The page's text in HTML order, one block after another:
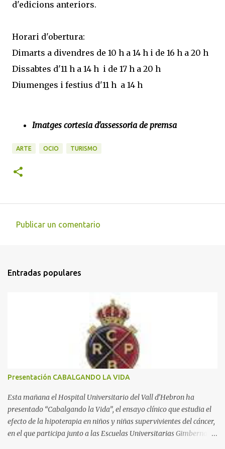
d'edicions anteriors.
Horari d'obertura:
Dimarts a divendres de 10 h a 14 h i de 16 h a 20 h
Dissabtes d'11 h a 14 h i de 17 h a 20 h
Diumenges i festius d'11 h a 14 h
Imatges cortesia d'assessoria de premsa
ARTE OCIO TURISMO
e
s
Publicar un comentario
Entradas populares
Presentación CABALGANDO LA VIDA
Esta mañana el Hospital Universitario del Vall d’Hebron ha
presentado “Cabalgando la Vida”, el ensayo clínico que estudia el
efecto de la hipoterapia en niños y niñas supervivientes del cáncer,
en el que participa junto a las Escuelas Universitarias Gimbernat,